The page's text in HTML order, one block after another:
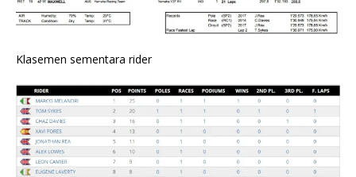
Klasemen sementara rider